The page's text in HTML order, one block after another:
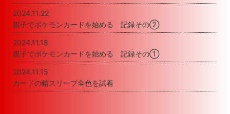
2024.11.22
親子でポケモンカードを始める 記録その②
2024.11.18
親子でポケモンカードを始める 記録その①
2024.11.15
カードの鎧スリーブ全色を試着